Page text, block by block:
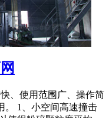
、使用范围广、操作简
。 1、小空间高速撞击